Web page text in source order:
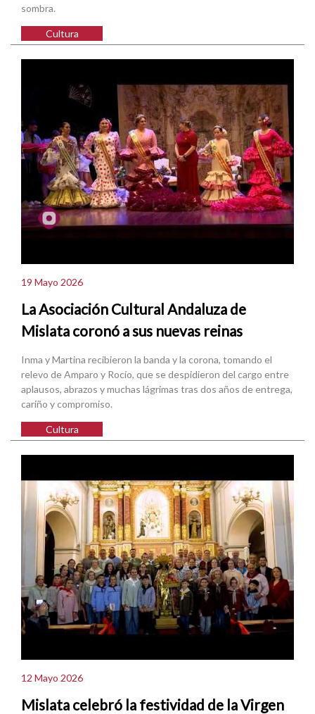
sombra.
Cultura
19 Mayo 2026
La Asociación Cultural Andaluza de
Mislata coronó a sus nuevas reinas
Inma y Martina recibieron la banda y la corona, tomando el
relevo de Amparo y Rocío, que se despidieron del cargo entre
aplausos, abrazos y muchas lágrimas tras dos años de entrega,
cariño y compromiso.
Cultura
12 Mayo 2026
Mislata celebró la festividad de la Virgen